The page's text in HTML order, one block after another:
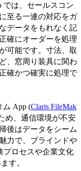
では、セールスコン
至る一連の対応をガ
データをもれなく記
確にオーダーを処理
可能です。寸法、取
、窓周り装具に関わ
確かつ確実に処理で
ム App (Claris FileMak
め、通信環境が不安
後はデータをシーム
力で、ブラインドや
プロセスや企業文化
す。